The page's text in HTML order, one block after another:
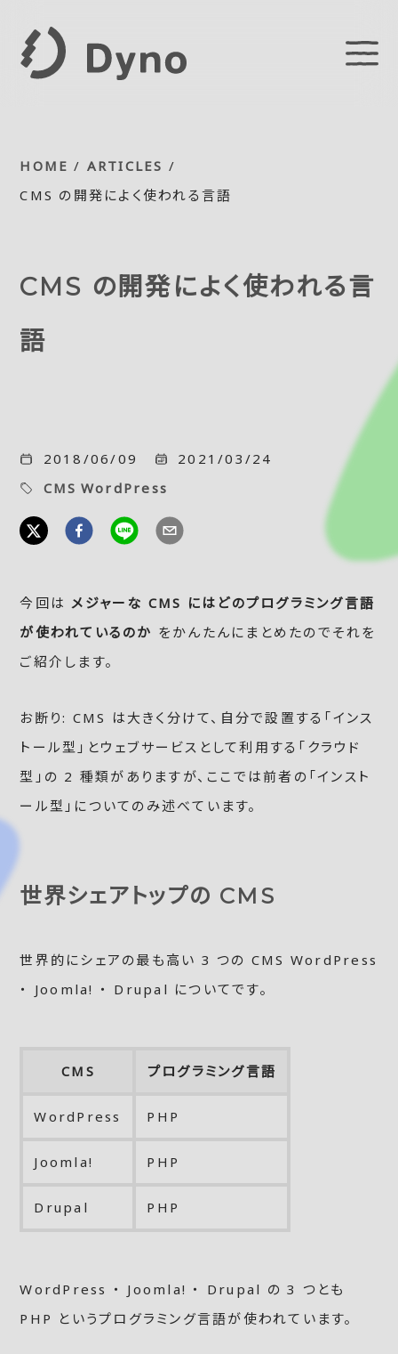
HOME / ARTICLES /
CMS の開発によく使われる言語
CMS の開発によく使われる言
語
2018/06/09
2021/03/24
CMS WordPress
今回は メジャーな CMS にはどのプログラミング言語
が使われているのか をかんたんにまとめたのでそれを
ご紹介します。
お断り: CMS は大きく分けて、自分で設置する「インス
トール型」とウェブサービスとして利用する「クラウド
型」の 2 種類がありますが、ここでは前者の「インスト
ール型」についてのみ述べています。
世界シェアトップの CMS
世界的にシェアの最も高い 3 つの CMS WordPress
・ Joomla! ・ Drupal についてです。
CMS プログラミング言語
WordPress PHP
Joomla! PHP
Drupal PHP
WordPress ・ Joomla! ・ Drupal の 3 つとも
PHP というプログラミング言語が使われています。